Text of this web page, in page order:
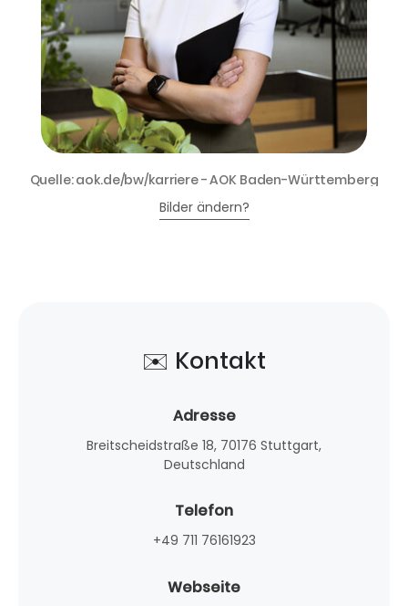
Quelle: aok.de/bw/karriere - AOK Baden-Württemberg
Bilder ändern?
✉️ Kontakt
Adresse
Breitscheidstraße 18, 70176 Stuttgart,
Deutschland
Telefon
+49 711 76161923
Webseite